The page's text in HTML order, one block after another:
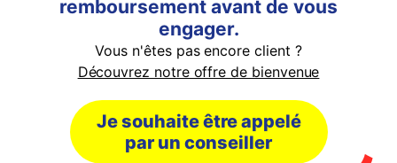
remboursement avant de vous
engager.
Vous n'êtes pas encore client ?
Découvrez notre offre de bienvenue
Je souhaite être appelé
par un conseiller